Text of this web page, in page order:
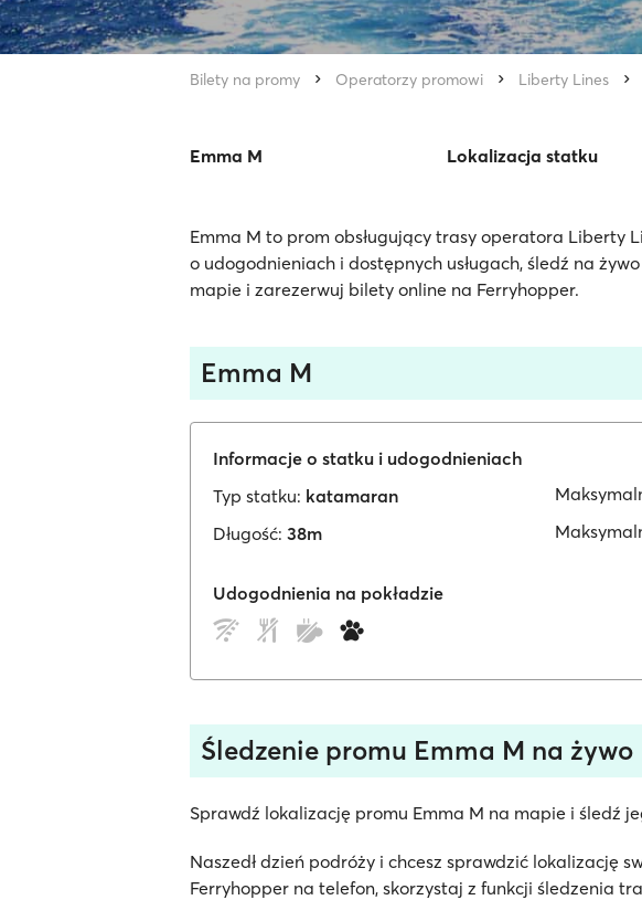
Bilety na promy Operatorzy promowi Liberty Lines
Emma M Lokalizacja statku
Emma M to prom obsługujący trasy operatora Liberty
o udogodnieniach i dostępnych usługach, śledź na
mapie i zarezerwuj bilety online na Ferryhopper.
Emma M
Informacje o statku i udogodnieniach
Typ statku: katamaran
Długość: 38m
Udogodnienia na pokładzie
Śledzenie promu Emma M na żywo
Sprawdź lokalizację promu Emma M na mapie i śledź
Naszedł dzień podróży i chcesz sprawdzić lokalizację
Ferryhopper na telefon, skorzystaj z funkcji śledzenia